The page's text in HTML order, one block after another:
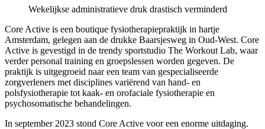
Wekelijkse administratieve druk drastisch verminderd
Core Active is een boutique fysiotherapiepraktijk in hartje
Amsterdam, gelegen aan de drukke Baarsjesweg in Oud-West. Core
Active is gevestigd in de trendy sportstudio The Workout Lab, waar
verder personal training en groepslessen worden gegeven. De
praktijk is uitgegroeid naar een team van gespecialiseerde
zorgverleners met disciplines variërend van hand- en
polsfysiotherapie tot kaak- en orofaciale fysiotherapie en
psychosomatische behandelingen.
In september 2023 stond Core Active voor een enorme uitdaging.